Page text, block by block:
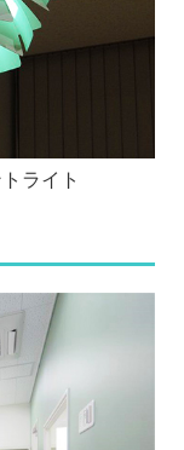
ライト